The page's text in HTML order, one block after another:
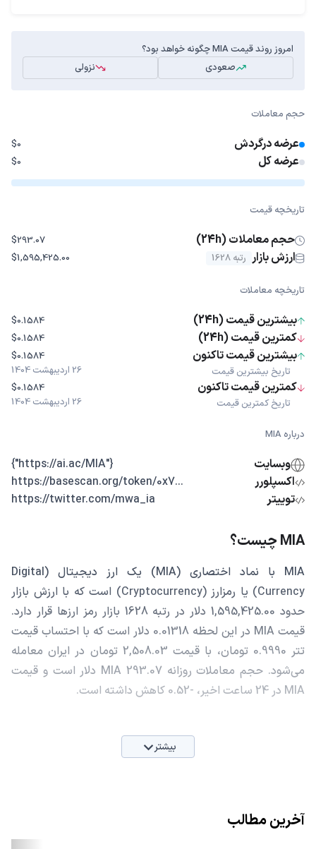
امروز روند قیمت MIA چگونه خواهد بود؟
صعودی
نزولی
حجم معاملات
عرضه درگردش $0
عرضه کل $0
تاریخچه قیمت
حجم معاملات (24h) $293.07
ارزش بازار رتبه 1628 $1,595,425.00
تاریخچه معاملات
بیشترین قیمت (24h) $0.1584
کمترین قیمت (24h) $0.1584
بیشترین قیمت تاکنون
تاریخ بیشترین قیمت
$0.1584
26 اردیبهشت 1404
کمترین قیمت تاکنون
تاریخ کمترین قیمت
$0.1584
26 اردیبهشت 1404
درباره MIA
وبسایت
{"https://ai.ac/MIA"}
اکسپلورر
...https://basescan.org/token/0x7
توییتر
https://twitter.com/mwa_ia
MIA چیست؟
MIA با نماد اختصاری (MIA) یک ارز دیجیتال (Digital
Currency) یا رمزارز (Cryptocurrency) است که با ارزش بازار
حدود 1,595,425.00 دلار در رتبه 1628 بازار رمز ارزها قرار دارد.
قیمت MIA در این لحظه 0.01318 دلار است که با احتساب قیمت
تتر 0.9990 تومان، با قیمت 2,508.03 تومان در ایران معامله
می‌شود. حجم معاملات روزانه MIA 293.07 دلار است و قیمت
MIA در 24 ساعت اخیر، -0.52 کاهش داشته است.
بیشتر
آخرین مطالب